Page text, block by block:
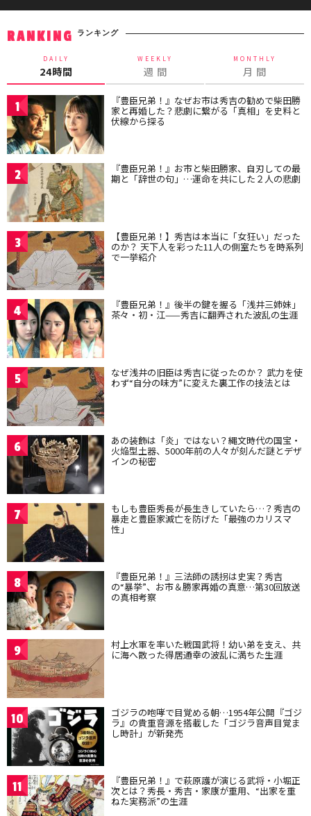
RANKING ランキング
DAILY
24時間
WEEKLY
週 間
MONTHLY
月 間
1 『豊臣兄弟！』なぜお市は秀吉の勧めで柴田勝
家と再婚した？悲劇に繋がる「真相」を史料と
伏線から探る
2 『豊臣兄弟！』お市と柴田勝家、自刃しての最
期と「辞世の句」…運命を共にした２人の悲劇
3 【豊臣兄弟！】秀吉は本当に「女狂い」だった
のか？ 天下人を彩った11人の側室たちを時系列
で一挙紹介
4 『豊臣兄弟！』後半の鍵を握る「浅井三姉妹」
茶々・初・江——秀吉に翻弄された波乱の生涯
5 なぜ浅井の旧臣は秀吉に従ったのか？ 武力を使
わず“自分の味方”に変えた裏工作の技法とは
6 あの装飾は「炎」ではない？縄文時代の国宝・
火焔型土器、5000年前の人々が刻んだ謎とデザ
インの秘密
7 もしも豊臣秀長が長生きしていたら…？秀吉の
暴走と豊臣家滅亡を防げた「最強のカリスマ
性」
8 『豊臣兄弟！』三法師の誘拐は史実？秀吉
の“暴挙”、お市＆勝家再婚の真意…第30回放送
の真相考察
9 村上水軍を率いた戦国武将！幼い弟を支え、共
に海へ散った得居通幸の波乱に満ちた生涯
10 ゴジラの咆哮で目覚める朝…1954年公開『ゴジ
ラ』の貴重音源を搭載した「ゴジラ音声目覚ま
し時計」が新発売
11 『豊臣兄弟！』で萩原護が演じる武将・小堀正
次とは？秀長・秀吉・家康が重用、“出家を重
ねた実務派”の生涯